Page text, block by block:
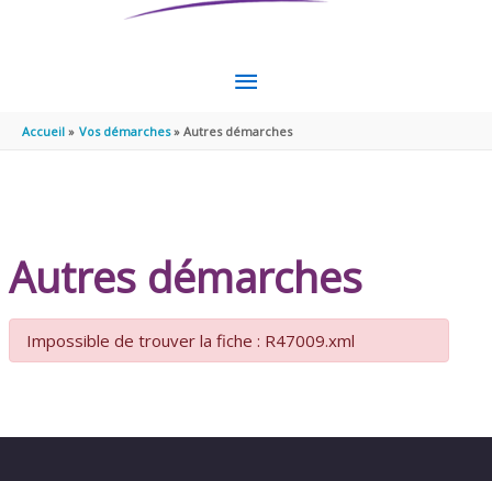
MENU
PRINCIPAL
Accueil Vos démarches Autres démarches
Autres démarches
Impossible de trouver la fiche : R47009.xml